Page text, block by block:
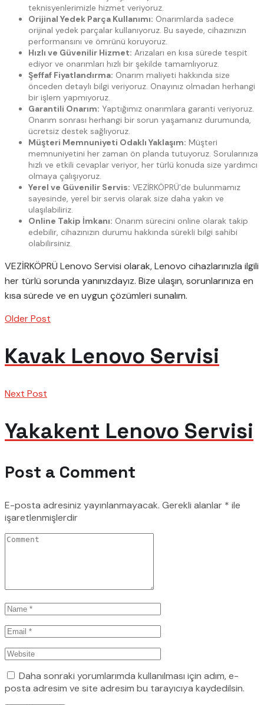
teknisyenlerimizle hizmet veriyoruz.
Orijinal Yedek Parça Kullanımı: Onarımlarda sadece
orijinal yedek parçalar kullanıyoruz. Bu sayede, cihazınızın
performansını ve ömrünü koruyoruz.
Hızlı ve Güvenilir Hizmet: Arızaları en kısa sürede tespit
ediyor ve onarımları hızlı bir şekilde tamamlıyoruz.
Şeffaf Fiyatlandırma: Onarım maliyeti hakkında size
önceden detaylı bilgi veriyoruz. Onayınız olmadan herhangi
bir işlem yapmıyoruz.
Garantili Onarım: Yaptığımız onarımlara garanti veriyoruz.
Onarım sonrası herhangi bir sorun yaşamanız durumunda,
ücretsiz destek sağlıyoruz.
Müşteri Memnuniyeti Odaklı Yaklaşım: Müşteri
memnuniyetini her zaman ön planda tutuyoruz. Sorularınıza
hızlı ve etkili cevaplar veriyor, her türlü konuda size yardımcı
olmaya çalışıyoruz.
Yerel ve Güvenilir Servis: VEZİRKÖPRÜ’de bulunmamız
sayesinde, yerel bir servis olarak size daha yakın ve
ulaşılabiliriz.
Online Takip İmkanı: Onarım sürecini online olarak takip
edebilir, cihazınızın durumu hakkında sürekli bilgi sahibi
olabilirsiniz.
VEZİRKÖPRÜ Lenovo Servisi olarak, Lenovo cihazlarınızla ilgili
her türlü sorunda yanınızdayız. Bize ulaşın, sorunlarınıza en
kısa sürede ve en uygun çözümleri sunalım.
Older Post
Kavak Lenovo Servisi
Next Post
Yakakent Lenovo Servisi
Post a Comment
E-posta adresiniz yayınlanmayacak. Gerekli alanlar * ile
işaretlenmişlerdir
Daha sonraki yorumlarımda kullanılması için adım, e-
posta adresim ve site adresim bu tarayıcıya kaydedilsin.